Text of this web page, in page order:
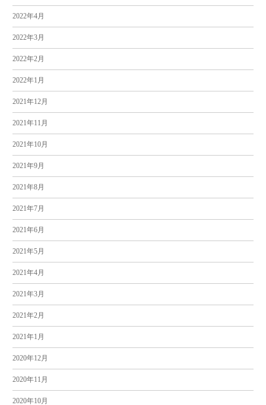
2022年4月
2022年3月
2022年2月
2022年1月
2021年12月
2021年11月
2021年10月
2021年9月
2021年8月
2021年7月
2021年6月
2021年5月
2021年4月
2021年3月
2021年2月
2021年1月
2020年12月
2020年11月
2020年10月